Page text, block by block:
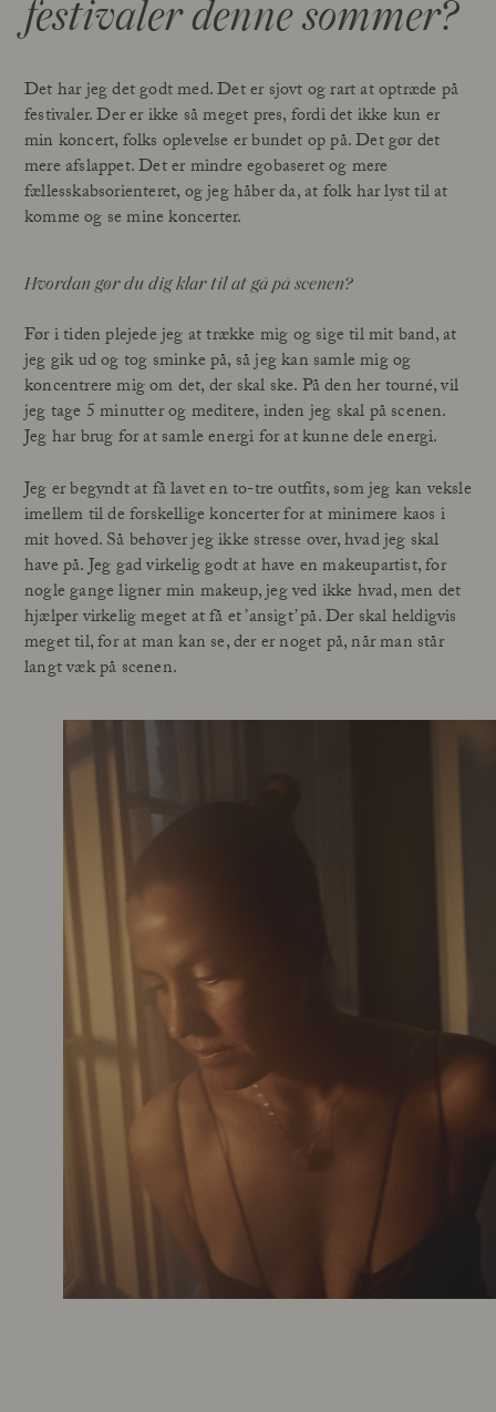
festivaler denne sommer?
Det har jeg det godt med. Det er sjovt og rart at optræde på
festivaler. Der er ikke så meget pres, fordi det ikke kun er
min koncert, folks oplevelse er bundet op på. Det gør det
mere afslappet. Det er mindre egobaseret og mere
fællesskabsorienteret, og jeg håber da, at folk har lyst til at
komme og se mine koncerter.
Hvordan gør du dig klar til at gå på scenen?
Før i tiden plejede jeg at trække mig og sige til mit band, at
jeg gik ud og tog sminke på, så jeg kan samle mig og
koncentrere mig om det, der skal ske. På den her tourné, vil
jeg tage 5 minutter og meditere, inden jeg skal på scenen.
Jeg har brug for at samle energi for at kunne dele energi.
Jeg er begyndt at få lavet en to-tre outfits, som jeg kan veksle
imellem til de forskellige koncerter for at minimere kaos i
mit hoved. Så behøver jeg ikke stresse over, hvad jeg skal
have på. Jeg gad virkelig godt at have en makeupartist, for
nogle gange ligner min makeup, jeg ved ikke hvad, men det
hjælper virkelig meget at få et ’ansigt’ på. Der skal heldigvis
meget til, for at man kan se, der er noget på, når man står
langt væk på scenen.